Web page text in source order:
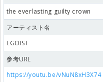
the everlasting guilty crown
アーティスト名
EGOIST
参考URL
https://youtu.be/vNuN8xH3X74